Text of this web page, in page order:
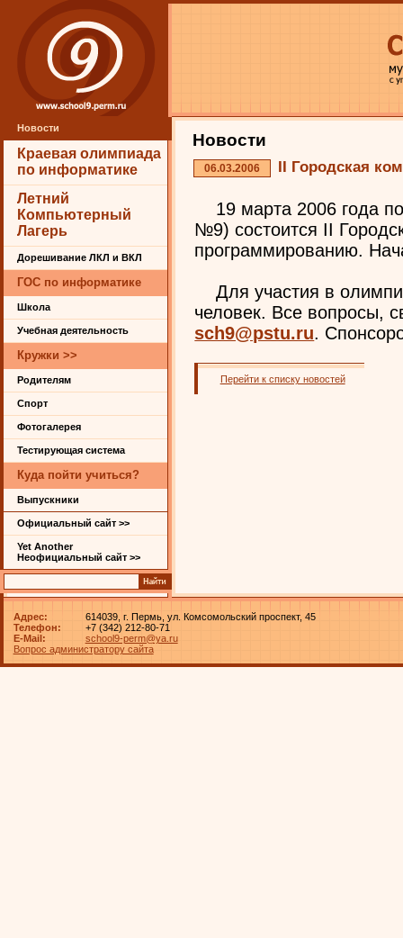
Новости
Краевая олимпиада
по информатике
Летний
Компьютерный
Лагерь
Дорешивание ЛКЛ и ВКЛ
ГОС по информатике
Школа
Учебная деятельность
Кружки >>
Родителям
Спорт
Фотогалерея
Тестирующая система
Куда пойти учиться?
Выпускники
Официальный сайт >>
Yet Another
Неофициальный сайт >>
Новости
06.03.2006 II Городская
19 марта 2006 года
№9) состоится II
программированию.
Для участия в
человек. Все вопросы,
sch9@pstu.ru.
Перейти к списку новостей
Адрес:
614039, г. Пермь, ул. Комсомольский проспект, 45
Телефон:
+7 (342) 212-80-71
E-Mail:
school9-perm@ya.ru
Вопрос администратору сайта